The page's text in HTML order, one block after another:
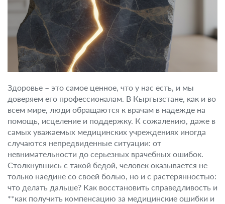
Здоровье – это самое ценное, что у нас есть, и мы
доверяем его профессионалам. В Кыргызстане, как и во
всем мире, люди обращаются к врачам в надежде на
помощь, исцеление и поддержку. К сожалению, даже в
самых уважаемых медицинских учреждениях иногда
случаются непредвиденные ситуации: от
невнимательности до серьезных врачебных ошибок.
Столкнувшись с такой бедой, человек оказывается не
только наедине со своей болью, но и с растерянностью:
что делать дальше? Как восстановить справедливость и
**как получить компенсацию за медицинские ошибки и